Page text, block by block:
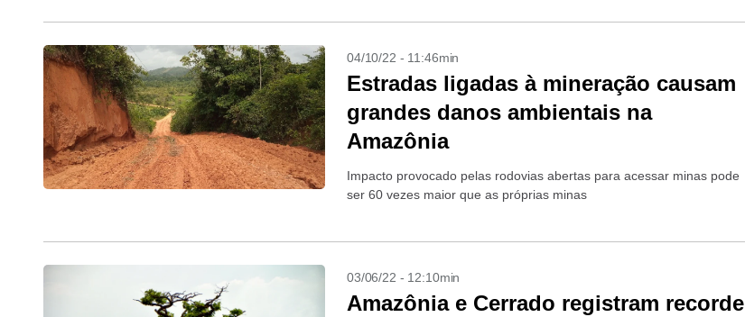
04/10/22 - 11:46min
Estradas ligadas à mineração causam
grandes danos ambientais na
Amazônia
Impacto provocado pelas rodovias abertas para acessar minas pode
ser 60 vezes maior que as próprias minas
03/06/22 - 12:10min
Amazônia e Cerrado registram recorde